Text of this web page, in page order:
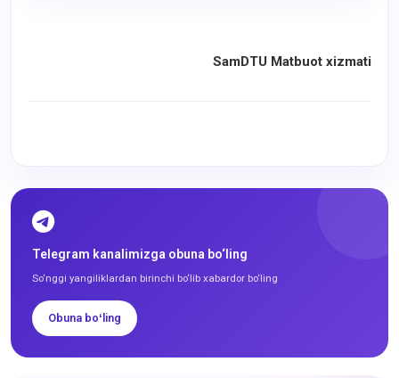
SamDTU Matbuot xizmati
Telegram kanalimizga obuna bo‘ling
So‘nggi yangiliklardan birinchi bo‘lib xabardor bo‘ling
Obuna boʻling